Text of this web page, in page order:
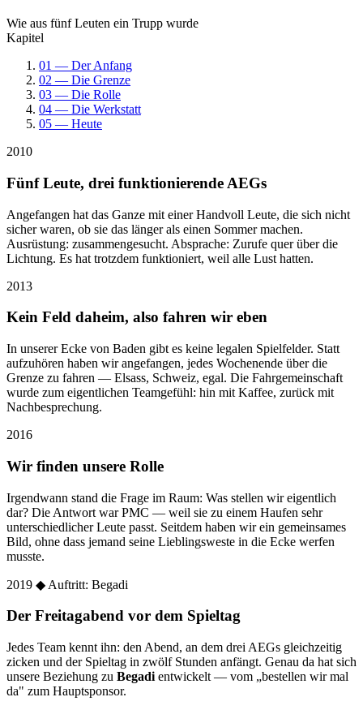
Wie aus fünf Leuten ein Trupp wurde
Kapitel
01 — Der Anfang
02 — Die Grenze
03 — Die Rolle
04 — Die Werkstatt
05 — Heute
2010
Fünf Leute, drei funktionierende AEGs
Angefangen hat das Ganze mit einer Handvoll Leute, die sich nicht
sicher waren, ob sie das länger als einen Sommer machen.
Ausrüstung: zusammengesucht. Absprache: Zurufe quer über die
Lichtung. Es hat trotzdem funktioniert, weil alle Lust hatten.
2013
Kein Feld daheim, also fahren wir eben
In unserer Ecke von Baden gibt es keine legalen Spielfelder. Statt
aufzuhören haben wir angefangen, jedes Wochenende über die
Grenze zu fahren — Elsass, Schweiz, egal. Die Fahrgemeinschaft
wurde zum eigentlichen Teamgefühl: hin mit Kaffee, zurück mit
Nachbesprechung.
2016
Wir finden unsere Rolle
Irgendwann stand die Frage im Raum: Was stellen wir eigentlich
dar? Die Antwort war PMC — weil sie zu einem Haufen sehr
unterschiedlicher Leute passt. Seitdem haben wir ein gemeinsames
Bild, ohne dass jemand seine Lieblingsweste in die Ecke werfen
musste.
2019 ◆ Auftritt: Begadi
Der Freitagabend vor dem Spieltag
Jedes Team kennt ihn: den Abend, an dem drei AEGs gleichzeitig
zicken und der Spieltag in zwölf Stunden anfängt. Genau da hat sich
unsere Beziehung zu Begadi entwickelt — vom „bestellen wir mal
da" zum Hauptsponsor.